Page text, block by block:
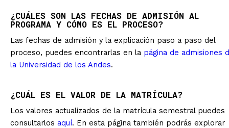
¿CUÁLES SON LAS FECHAS DE ADMISIÓN AL
PROGRAMA Y CÓMO ES EL PROCESO?
Las fechas de admisión y la explicación paso a paso del
proceso, puedes encontrarlas en la página de admisiones
la Universidad de los Andes.
¿CUÁL ES EL VALOR DE LA MATRÍCULA?
Los valores actualizados de la matrícula semestral puedes
consultarlos aquí. En esta página también podrás explorar